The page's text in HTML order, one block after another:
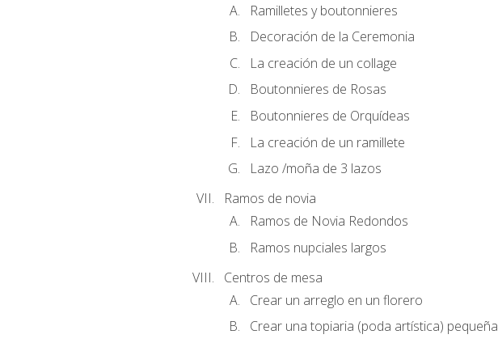
Ramilletes y boutonnieres
Decoración de la Ceremonia
La creación de un collage
Boutonnieres de Rosas
Boutonnieres de Orquídeas
La creación de un ramillete
Lazo /moña de 3 lazos
Ramos de novia
Ramos de Novia Redondos
Ramos nupciales largos
Centros de mesa
Crear un arreglo en un florero
Crear una topiaria (poda artística) pequeña